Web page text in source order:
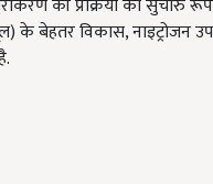
की प्रक्रिया को सुचारु
के बेहतर विकास,